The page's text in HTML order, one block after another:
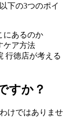
下の3つのポイ
にあるのか
ケア方法
行徳店が考える
すか？
けではありませ